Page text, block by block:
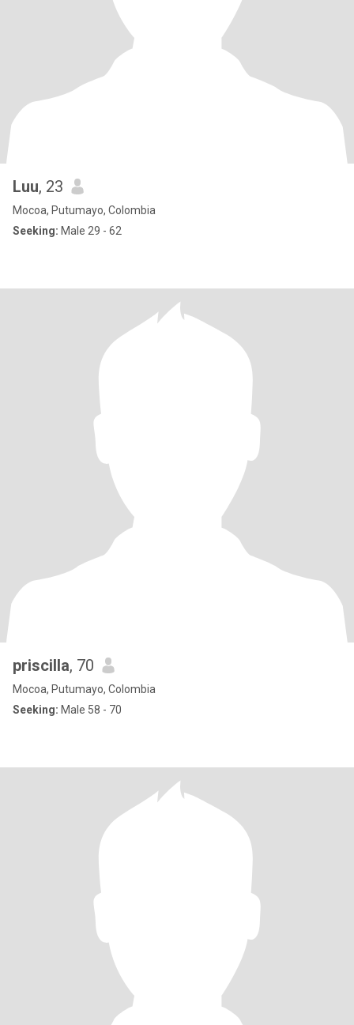
Luu, 23
Mocoa, Putumayo, Colombia
Seeking: Male 29 - 62
priscilla, 70
Mocoa, Putumayo, Colombia
Seeking: Male 58 - 70